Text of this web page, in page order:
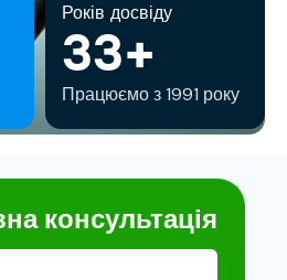
Років досвіду
33+
Працюємо з 1991 року
консультація